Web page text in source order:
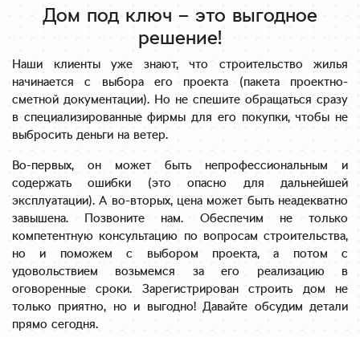
Дом под ключ – это выгодное
решение!
Наши клиенты уже знают, что строительство жилья
начинается с выбора его проекта (пакета проектно-
сметной документации). Но не спешите обращаться сразу
в специализированные фирмы для его покупки, чтобы не
выбросить деньги на ветер.
Во-первых, он может быть непрофессиональным и
содержать ошибки (это опасно для дальнейшей
эксплуатации). А во-вторых, цена может быть неадекватно
завышена. Позвоните нам. Обеспечим не только
компетентную консультацию по вопросам строительства,
но и поможем с выбором проекта, а потом с
удовольствием возьмемся за его реализацию в
оговоренные сроки. Зарегистрирован строить дом не
только приятно, но и выгодно! Давайте обсудим детали
прямо сегодня.